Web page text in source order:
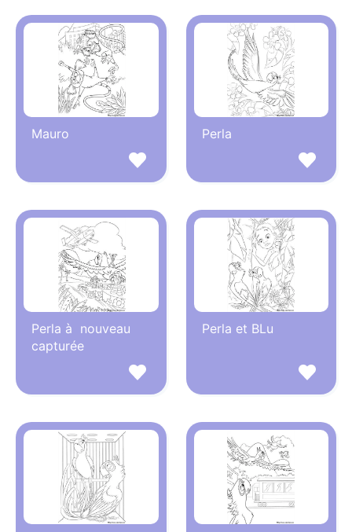
Mauro Perla
Perla à nouveau
capturée
Perla et BLu